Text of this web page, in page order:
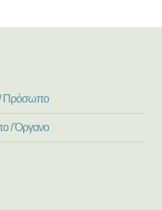
Πρόσωπο
/ Όργανο